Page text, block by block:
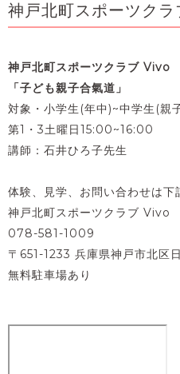
神戸北町スポーツク
神戸北町スポーツクラブ Vivo
「子ども親子合氣道」
対象・小学生(年中)~中学生(親
第1・3土曜日15:00~16:00
講師：石井ひろ子先生
体験、見学、お問い合わせは下
神戸北町スポーツクラブ Vivo
078-581-1009
〒651-1233 兵庫県神戸市北区
無料駐車場あり